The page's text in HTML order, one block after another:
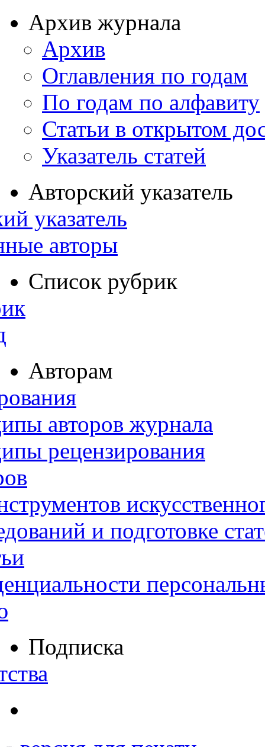
Архив журнала
Архив
Оглавления по годам
По годам по алфавиту
Статьи в открытом
Указатель статей
Авторский указатель
указатель
авторы
Список рубрик
Авторам
авторов журнала
рецензирования
и подготовке
Подписка